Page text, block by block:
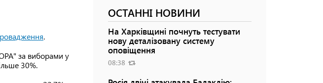
.
за виборами у
30%.
ОСТАННІ НОВИНИ
На Харківщині почнуть тестувати
нову деталізовану систему
оповіщення
08:38